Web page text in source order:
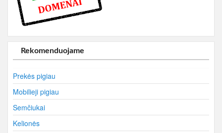
Rekomenduojame
Prekės pigiau
Mobilieji pigiau
Semčiukai
Kelionės